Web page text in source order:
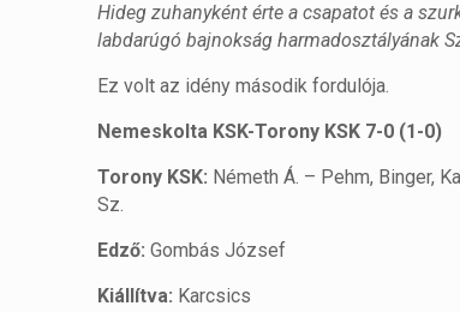
Hideg zuhanyként érte a csapatot és a
labdarúgó bajnokság harmadosztályának
Ez volt az idény második fordulója.
Nemeskolta KSK-Torony KSK 7-0 (1-0)
Torony KSK: Németh Á. – Pehm, Binger,
Sz.
Edző: Gombás József
Kiállítva: Karcsics